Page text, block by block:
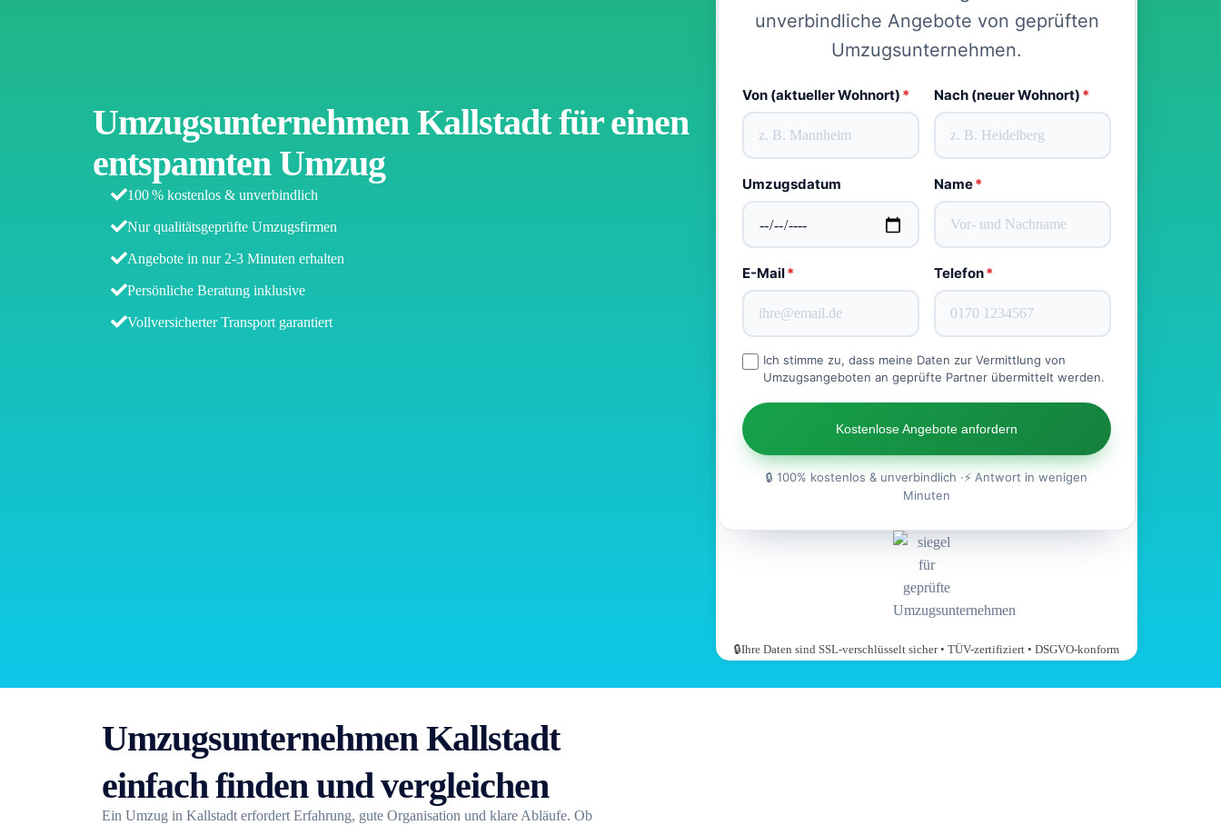
Umzugsunternehmen Kallstadt für einen
entspannten Umzug
100 % kostenlos & unverbindlich
Nur qualitätsgeprüfte Umzugsfirmen
Angebote in nur 2-3 Minuten erhalten
Persönliche Beratung inklusive
Vollversicherter Transport garantiert
unverbindliche Angebote von geprüften
Umzugsunternehmen.
Von (aktueller Wohnort) * Nach (neuer Wohnort) *
Umzugsdatum Name*
E-Mail* Telefon*
Ich stimme zu, dass meine Daten zur Vermittlung von
Umzugsangeboten an geprüfte Partner übermittelt werden.
Kostenlose Angebote anfordern
🔒 100% kostenlos & unverbindlich ·⚡ Antwort in wenigen
Minuten
🔒Ihre Daten sind SSL-verschlüsselt sicher • TÜV-zertifiziert • DSGVO-konform
Umzugsunternehmen Kallstadt
einfach finden und vergleichen
Ein Umzug in Kallstadt erfordert Erfahrung, gute Organisation und klare Abläufe. Ob